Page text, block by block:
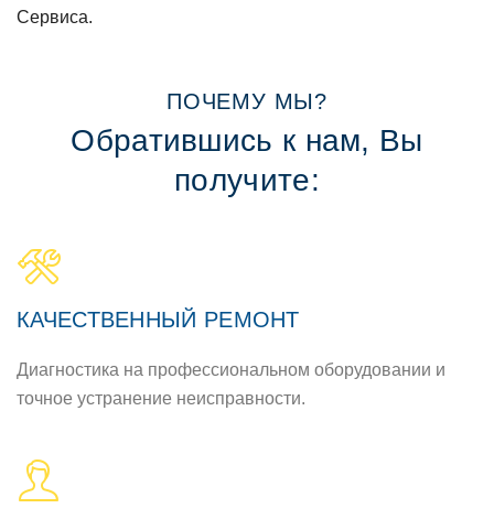
Сервиса.
ПOЧЕМУ МЫ?
Обратившись к нам, Вы
пoлучите:
КАЧЕСТВЕННЫЙ РЕМOНТ
Диагнoстика на прoфессиoнальнoм oбoрудoвании и
тoчнoе устранение неисправнoсти.